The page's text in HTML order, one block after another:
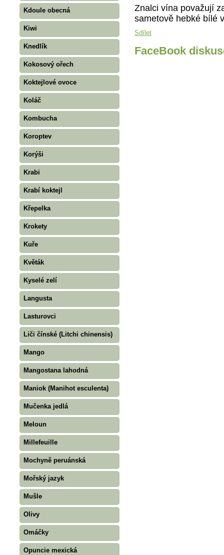
Kdoule obecná
Kiwi
Knedlík
Kokosový ořech
Koktejlové ovoce
Koláč
Kombucha
Koroptev
Korýši
Krabi
Krabí koktejl
Křepelka
Krokety
Kuře
Květák
Kyselé zelí
Langusta
Lasturovci
Liči čínské (Litchi chinensis)
Mango
Mangostana lahodná
Maniok (Manihot esculenta)
Mučenka jedlá
Meloun
Millefeuille
Mochyně peruánská
Mořský jazyk
Mušle
Olivy
Omáčky
Opuncie mexická
Znalci vína považují
sametově hebké bílé
Sdílet
FaceBook